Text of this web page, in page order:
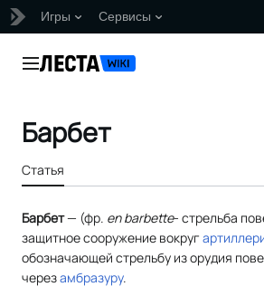
Игры Сервисы
Главное меню
Барбет
Статья
Барбет— (фр. en barbette- стрельба
защитное сооружение вокруг
обозначающей стрельбу из орудия
черезамбразуру.